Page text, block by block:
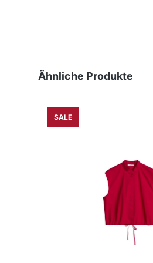
Produktgalerie überspringen
Ähnliche Produkte
SALE